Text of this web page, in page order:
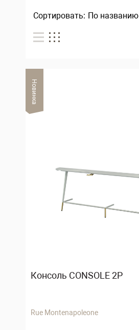
Сортировать: По названию
Новинка
Консоль CONSOLE 2P
Rue Montenapoleone